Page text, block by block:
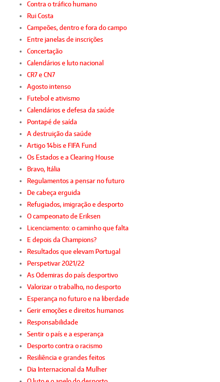
Contra o tráfico humano
Rui Costa
Campeões, dentro e fora do campo
Entre janelas de inscrições
Concertação
Calendários e luto nacional
CR7 e CN7
Agosto intenso
Futebol e ativismo
Calendários e defesa da saúde
Pontapé de saída
A destruição da saúde
Artigo 14bis e FIFA Fund
Os Estados e a Clearing House
Bravo, Itália
Regulamentos a pensar no futuro
De cabeça erguida
Refugiados, imigração e desporto
O campeonato de Eriksen
Licenciamento: o caminho que falta
E depois da Champions?
Resultados que elevam Portugal
Perspetivar 2021/22
As Odemiras do país desportivo
Valorizar o trabalho, no desporto
Esperança no futuro e na liberdade
Gerir emoções e direitos humanos
Responsabilidade
Sentir o país e a esperança
Desporto contra o racismo
Resiliência e grandes feitos
Dia Internacional da Mulher